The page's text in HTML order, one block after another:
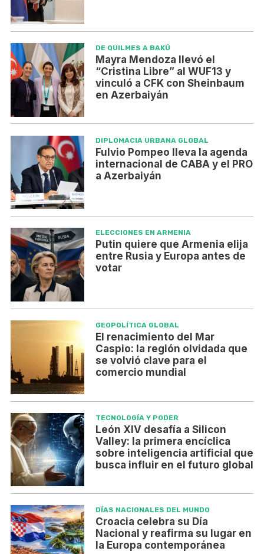
DE QUILMES A BAKÚ
Mayra Mendoza llevó el
“Cristina Libre” al WUF13 y
vinculó a CFK con Sheinbaum
en Azerbaiyán
DIPLOMACIA URBANA GLOBAL
Fulvio Pompeo lleva la agenda
internacional de CABA y el PRO
a Azerbaiyán
ELECCIONES EN ARMENIA
Putin quiere que Armenia elija
entre Rusia y Europa antes de
votar
GEOPOLÍTICA GLOBAL
El renacimiento del Mar
Caspio: la región olvidada que
se volvió clave para el
comercio mundial
TECNOLOGÍA Y PODER
León XIV desafía a Silicon
Valley: la primera encíclica
sobre inteligencia artificial que
busca influir en el futuro global
DÍAS NACIONALES DEL MUNDO
Croacia celebra su Día
Nacional y reafirma su lugar en
la Europa contemporánea